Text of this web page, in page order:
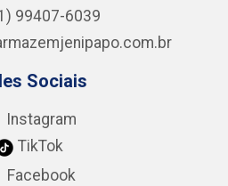
99407-6039
Sociais
Instagram
TikTok
Facebook